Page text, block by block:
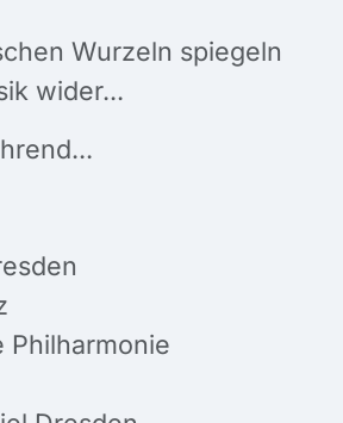
Wurzeln spiegeln
wider...
Philharmonie